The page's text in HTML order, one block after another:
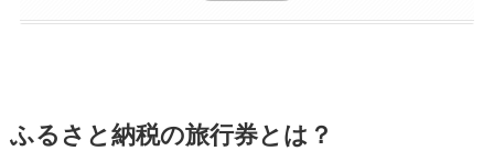
ふるさと納税の旅行券とは？